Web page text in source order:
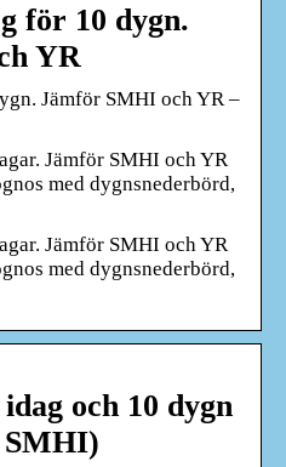
för 10 dygn.
YR
Jämför SMHI och YR –
Jämför SMHI och YR
med dygnsnederbörd,
Jämför SMHI och YR
med dygnsnederbörd,
och 10 dygn